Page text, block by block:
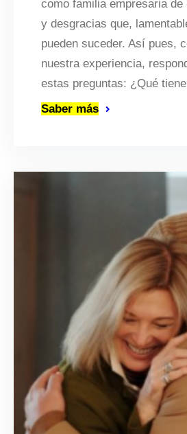
como familia empresaria de
y desgracias que,
pueden suceder. Así pues,
nuestra experiencia,
estas preguntas: ¿Qué
Saber más